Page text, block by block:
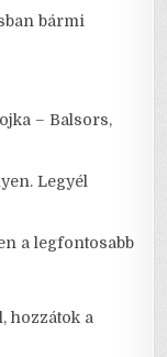
bármi
– Balsors,
Legyél
a legfontosabb
hozzátok a